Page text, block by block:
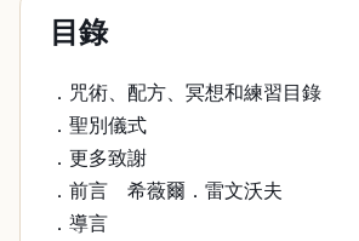
目錄
．咒術、配方、冥想和練習目錄
．聖別儀式
．更多致謝
．前言 希薇爾．雷文沃夫
．導言